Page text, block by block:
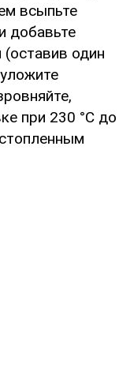
всыпьте
добавьте
один
при 230 °С до